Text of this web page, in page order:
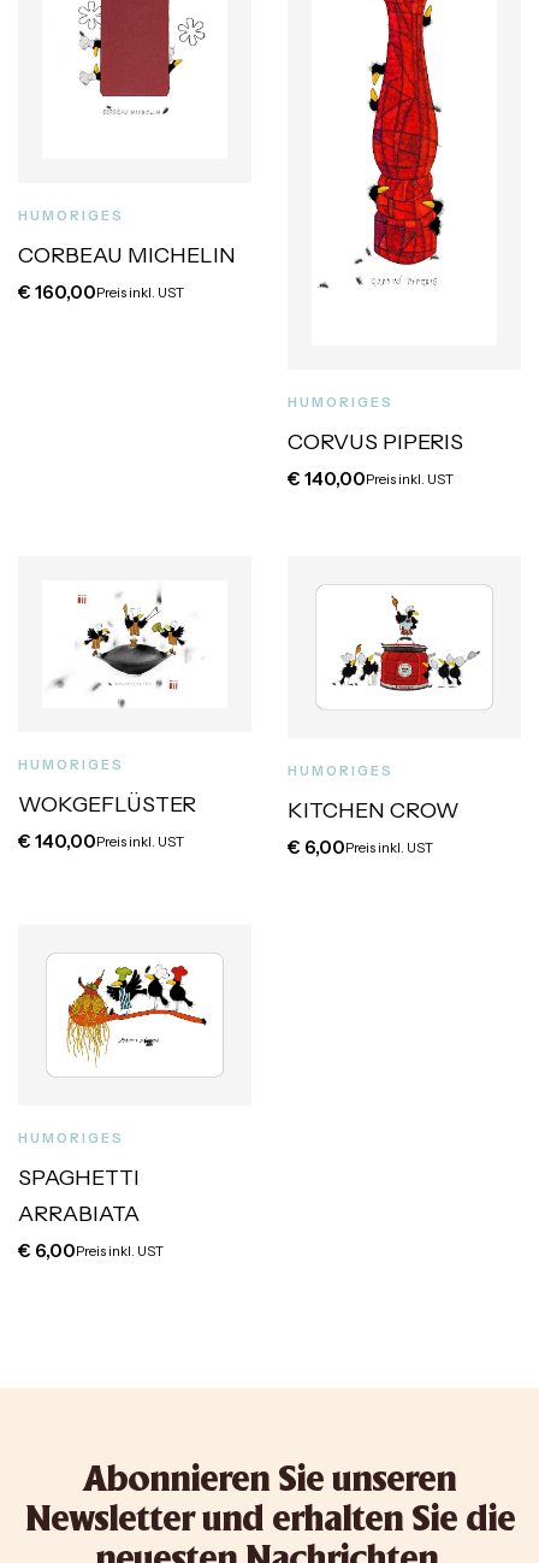
HUMORIGES
CORBEAU MICHELIN
€ 160,00Preis inkl. UST
HUMORIGES
CORVUS PIPERIS
€ 140,00Preis inkl. UST
HUMORIGES
WOKGEFLÜSTER
€ 140,00Preis inkl. UST
HUMORIGES
KITCHEN CROW
€ 6,00Preis inkl. UST
HUMORIGES
SPAGHETTI
ARRABIATA
€ 6,00Preis inkl. UST
Abonnieren Sie unseren
Newsletter und erhalten Sie die